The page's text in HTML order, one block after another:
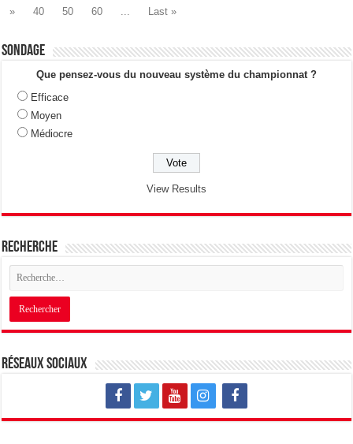
»
40 50 60 ... Last »
Sondage
Que pensez-vous du nouveau système du championnat ?
Efficace
Moyen
Médiocre
View Results
Recherche
Réseaux sociaux